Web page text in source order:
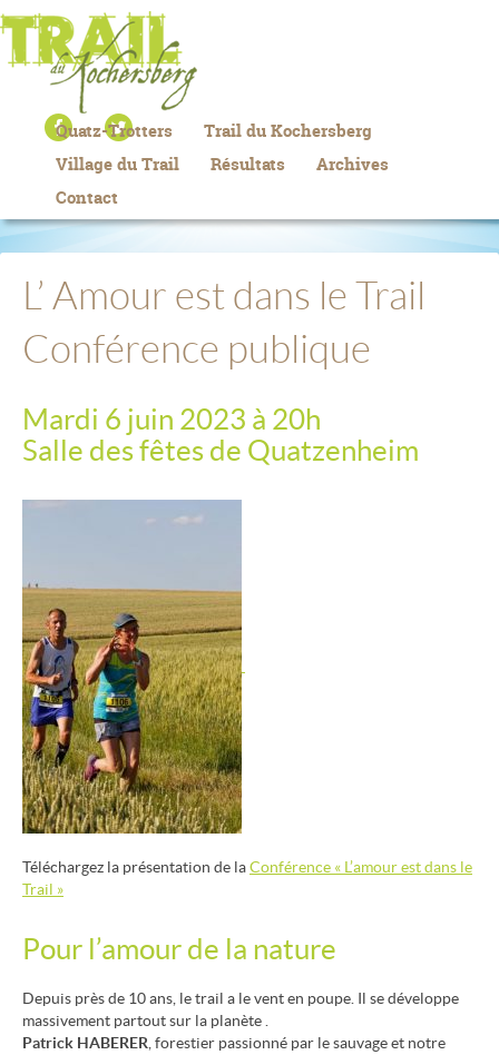
Quatz-Trotters
Trail du Kochersberg
Village du Trail
Résultats
Archives
Contact
L’ Amour est dans le Trail
Conférence publique
Mardi 6 juin 2023 à 20h
Salle des fêtes de Quatzenheim
Téléchargez la présentation de laConférence « L’amour est dans le
Trail »
Pour l’amour de la nature
Depuis près de 10 ans, letrail a le vent en poupe. Il se développe
massivement partout sur la planète .
Patrick HABERER , forestier passionné par le sauvage et notre